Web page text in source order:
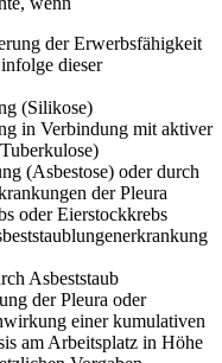
der Erwerbsfähigkeit
dieser
(Silikose)
in Verbindung mit aktiver
(Asbestose) oder durch
der Pleura
oder Eierstockkrebs
Asbeststaub
der Pleura oder
einer kumulativen
am Arbeitsplatz in Höhe